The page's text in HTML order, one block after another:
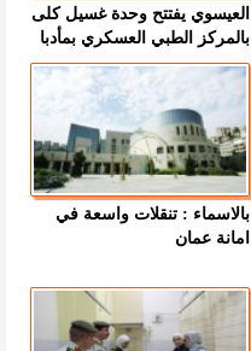
العيسوي يفتتح وحدة غسيل كلى
بالمركز الطبي العسكري بمأدبا
بالاسماء : تنقلات واسعة في
امانة عمان